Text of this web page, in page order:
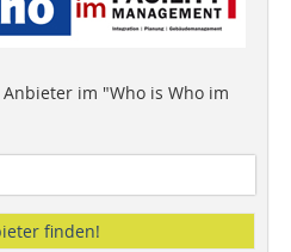
im "Who is Who im
finden!